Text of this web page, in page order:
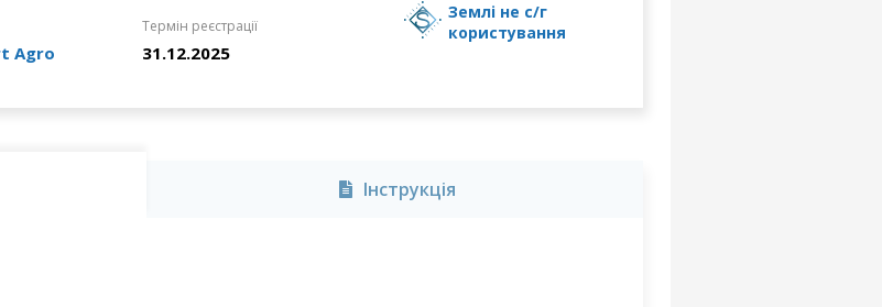
Agro
Термін реєстрації
31.12.2025
землі не с/г
користування
Інструкція